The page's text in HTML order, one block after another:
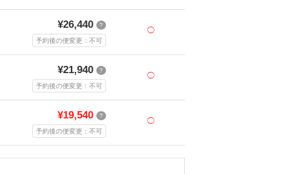
¥26,440 ?
予約後の便変更：不可
◯
¥21,940 ?
予約後の便変更：不可
◯
¥19,540 ?
予約後の便変更：不可
◯